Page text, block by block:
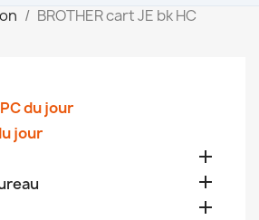
BROTHER cart JE bk HC
du jour
jour


